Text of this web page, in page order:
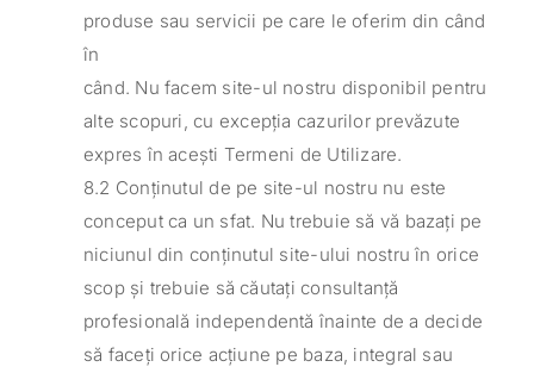
produse sau servicii pe care le oferim din când
în
când. Nu facem site-ul nostru disponibil pentru
alte scopuri, cu excepția cazurilor prevăzute
expres în acești Termeni de Utilizare.
8.2 Conținutul de pe site-ul nostru nu este
conceput ca un sfat. Nu trebuie să vă bazați pe
niciunul din conținutul site-ului nostru în orice
scop și trebuie să căutați consultanță
profesională independentă înainte de a decide
să faceți orice acțiune pe baza, integral sau